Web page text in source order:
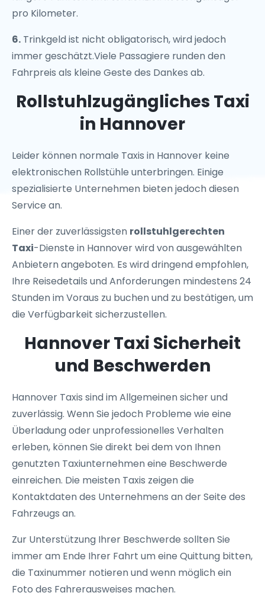
pro Kilometer.
6. Trinkgeld ist nicht obligatorisch, wird jedoch
immer geschätzt.Viele Passagiere runden den
Fahrpreis als kleine Geste des Dankes ab.
Rollstuhlzugängliches Taxi
in Hannover
Leider können normale Taxis in Hannover keine
elektronischen Rollstühle unterbringen. Einige
spezialisierte Unternehmen bieten jedoch diesen
Service an.
Einer der zuverlässigsten rollstuhlgerechten
Taxi-Dienste in Hannover wird von ausgewählten
Anbietern angeboten. Es wird dringend empfohlen,
Ihre Reisedetails und Anforderungen mindestens 24
Stunden im Voraus zu buchen und zu bestätigen, um
die Verfügbarkeit sicherzustellen.
Hannover Taxi Sicherheit
und Beschwerden
Hannover Taxis sind im Allgemeinen sicher und
zuverlässig. Wenn Sie jedoch Probleme wie eine
Überladung oder unprofessionelles Verhalten
erleben, können Sie direkt bei dem von Ihnen
genutzten Taxiunternehmen eine Beschwerde
einreichen. Die meisten Taxis zeigen die
Kontaktdaten des Unternehmens an der Seite des
Fahrzeugs an.
Zur Unterstützung Ihrer Beschwerde sollten Sie
immer am Ende Ihrer Fahrt um eine Quittung bitten,
die Taxinummer notieren und wenn möglich ein
Foto des Fahrerausweises machen.